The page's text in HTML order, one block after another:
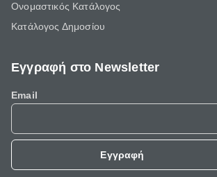
Ονομαστικός Κατάλογος
Κατάλογος Δημοσίου
Εγγραφή στο Newsletter
Email
Εγγραφή